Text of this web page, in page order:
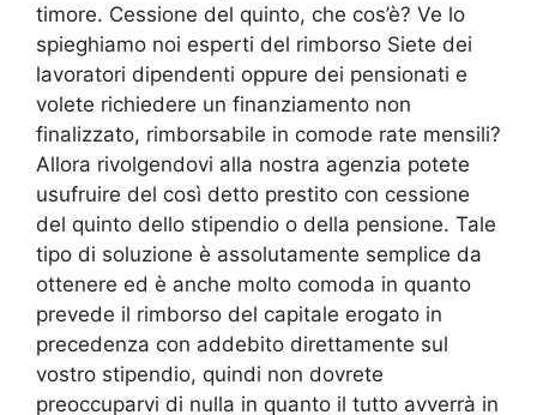
timore. Cessione del quinto, che cos’è? Ve lo
spieghiamo noi esperti del rimborso Siete dei
lavoratori dipendenti oppure dei pensionati e
volete richiedere un finanziamento non
finalizzato, rimborsabile in comode rate mensili?
Allora rivolgendovi alla nostra agenzia potete
usufruire del così detto prestito con cessione
del quinto dello stipendio o della pensione. Tale
tipo di soluzione è assolutamente semplice da
ottenere ed è anche molto comoda in quanto
prevede il rimborso del capitale erogato in
precedenza con addebito direttamente sul
vostro stipendio, quindi non dovrete
preoccuparvi di nulla in quanto il tutto avverrà in